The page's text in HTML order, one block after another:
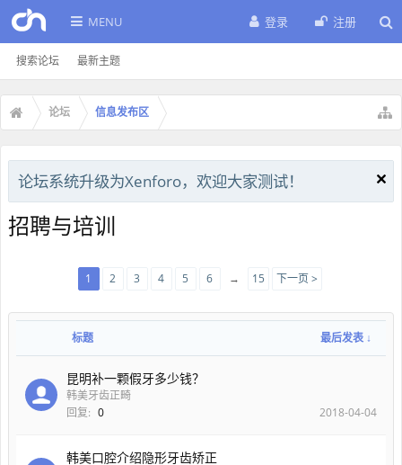
MENU
搜索论坛 最新主题
登录 注册
论坛 信息发布区
论坛系统升级为Xenforo，欢迎大家测试！
招聘与培训
1 2 3 4 5 6 → 15 下一页 >
标题 最后发表 ↓
昆明补一颗假牙多少钱？
韩美牙齿正畸
回复: 0 2018-04-04
韩美口腔介绍隐形牙齿矫正